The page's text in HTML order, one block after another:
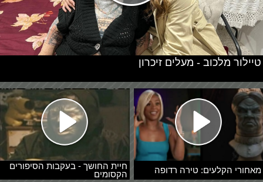
מאחורי הקלעים: טירה רדופה
חיית החושך - בעקבות הסיפורים
הקסומים
טיילור מלכוב - מעלים זיכרון